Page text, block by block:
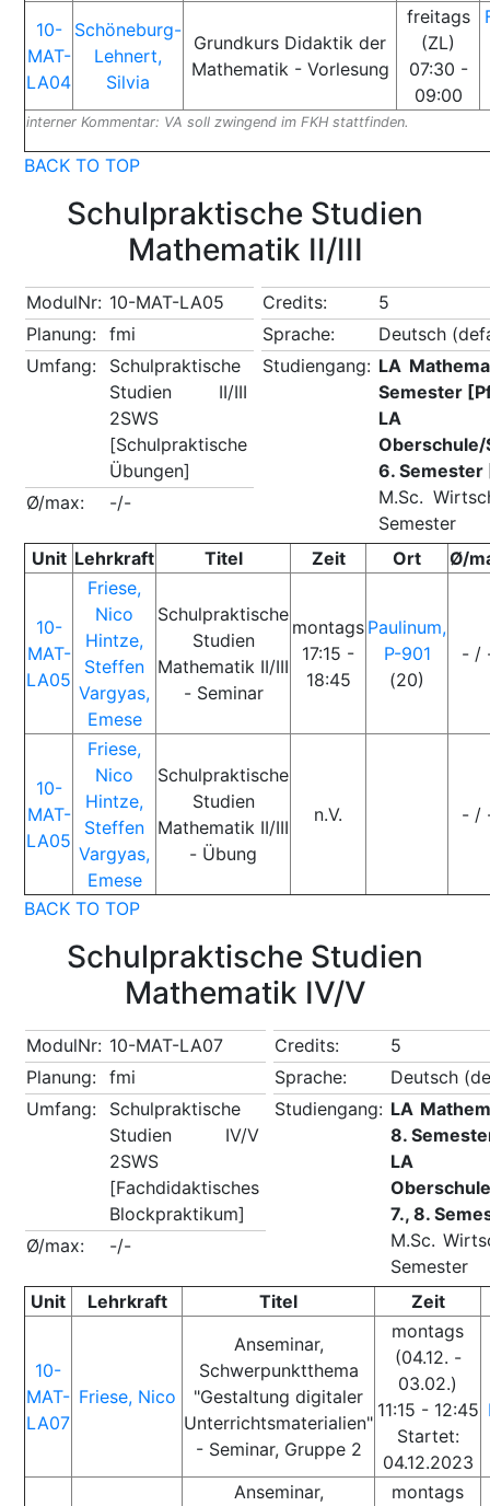
10-
MAT-
LA04
Schöneburg-
Lehnert,
Silvia
Grundkurs Didaktik der
Mathematik - Vorlesung
freitags
(ZL)
07:30 -
09:00
interner Kommentar: VA soll zwingend im FKH stattfinden.
BACK TO TOP
Schulpraktische Studien
Mathematik II/III
ModulNr: 10-MAT-LA05
Planung:
fmi
Umfang:
Schulpraktische
Studien II/III
2SWS
[Schulpraktische
Übungen]
Ø/max:
-/-
Credits:
5
Sprache:
Deutsch
Studiengang: LA
Semester
LA
Oberschule/
6.
M.Sc.
Semester
Unit Lehrkraft Titel Zeit Ort Ø/
10-
MAT-
LA05
Friese,
Nico
Hintze,
Steffen
Vargyas,
Emese
Schulpraktische
Studien
Mathematik II/III
- Seminar
montags
17:15 -
18:45
Paulinum,
P-901
(20)
- /
10-
MAT-
LA05
Friese,
Nico
Hintze,
Steffen
Vargyas,
Emese
Schulpraktische
Studien
Mathematik II/III
- Übung
n.V. - /
BACK TO TOP
Schulpraktische Studien
Mathematik IV/V
ModulNr: 10-MAT-LA07
Planung:
fmi
Umfang:
Schulpraktische
Studien IV/V
2SWS
[Fachdidaktisches
Blockpraktikum]
Ø/max:
-/-
Credits:
5
Sprache:
Deutsch
Studiengang: LA
8.
LA
7., 8.
M.Sc.
Semester
Unit
Lehrkraft Titel Zeit
10-
MAT-
LA07
Friese, Nico
Anseminar,
Schwerpunktthema
"Gestaltung digitaler
Unterrichtsmaterialien"
- Seminar, Gruppe 2
montags
(04.12. -
03.02.)
11:15 - 12:45
Startet:
04.12.2023
Anseminar,
montags